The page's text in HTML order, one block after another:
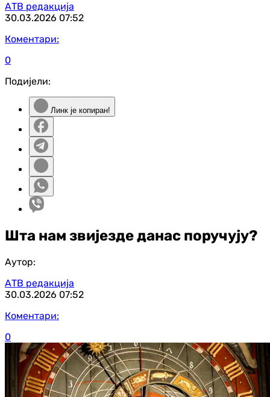
АТВ редакција
30.03.2026 07:52
Коментари:
0
Подијели:
Линк је копиран!
Шта нам звијезде данас поручују?
Аутор:
АТВ редакција
30.03.2026 07:52
Коментари:
0